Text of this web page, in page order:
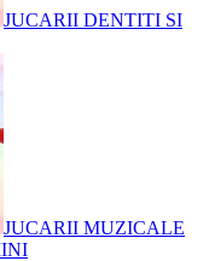
JUCARII DENTITI SI
JUCARII MUZICALE